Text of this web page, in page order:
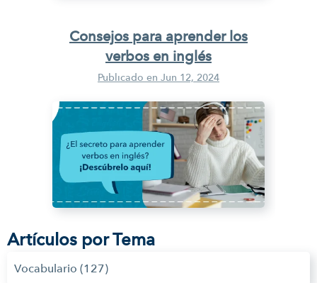
Consejos para aprender los
verbos en inglés
Publicado en Jun 12, 2024
Artículos por Tema
Vocabulario (127)